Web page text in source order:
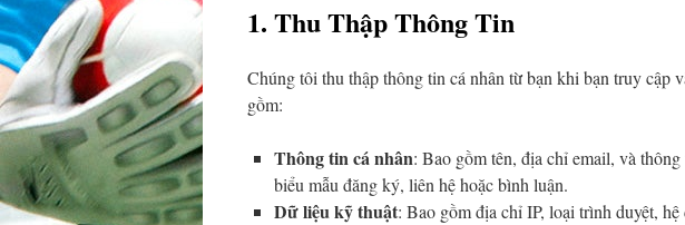
1. Thu Thập Thông Tin
Chúng tôi thu thập thông tin cá nhân từ bạn khi bạn truy cập
gồm:
Thông tin cá nhân: Bao gồm tên, địa chỉ email, và
biểu mẫu đăng ký, liên hệ hoặc bình luận.
Dữ liệu kỹ thuật: Bao gồm địa chỉ IP, loại trình duyệt,